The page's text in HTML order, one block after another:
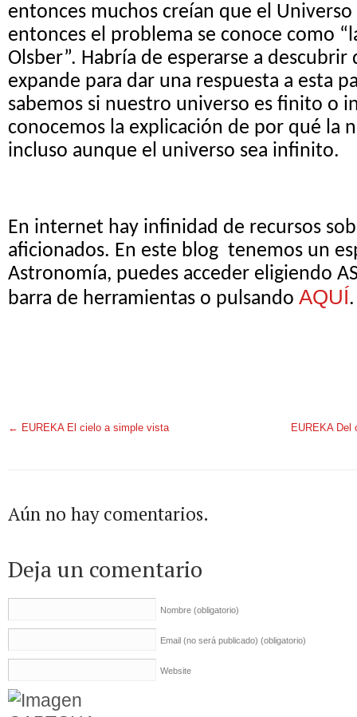
entonces muchos creían que el
entonces el problema se conoce como
Olsber”. Habría de esperarse a descubrir
expande para dar una respuesta a esta
sabemos si nuestro universo es finito o
conocemos la explicación de por qué la
incluso aunque el universo sea infinito.
En internet hay infinidad de recursos
aficionados. En este blog tenemos un
Astronomía, puedes acceder eligiendo
barra de herramientas o pulsando AQUÍ.
← EUREKA El cielo a simple vista EUREKA Del
Aún no hay comentarios.
Deja un comentario
Nombre (obligatorio)
Email (no será publicado) (obligatorio)
Website